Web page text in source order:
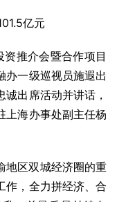
亿元
推介会暨合作项目
办一级巡视员施遐出
出席活动并讲话，
上海办事处副主任杨
地区双城经济圈的重
作，全力拼经济、合